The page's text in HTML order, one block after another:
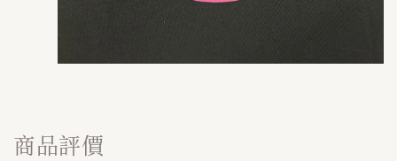
商品評價